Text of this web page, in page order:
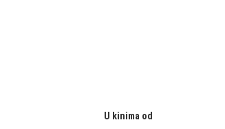
U kinima od